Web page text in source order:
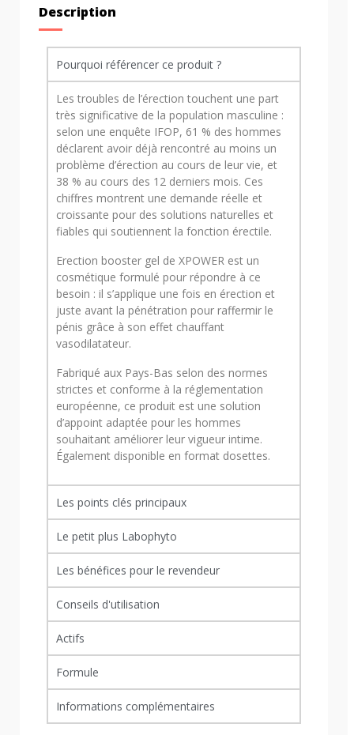
Description
Pourquoi référencer ce produit ?
Les troubles de l’érection touchent une part
très significative de la population masculine :
selon une enquête IFOP, 61 % des hommes
déclarent avoir déjà rencontré au moins un
problème d’érection au cours de leur vie, et
38 % au cours des 12 derniers mois. Ces
chiffres montrent une demande réelle et
croissante pour des solutions naturelles et
fiables qui soutiennent la fonction érectile.
Erection booster gel de XPOWER est un
cosmétique formulé pour répondre à ce
besoin : il s’applique une fois en érection et
juste avant la pénétration pour raffermir le
pénis grâce à son effet chauffant
vasodilatateur.
Fabriqué aux Pays-Bas selon des normes
strictes et conforme à la réglementation
européenne, ce produit est une solution
d’appoint adaptée pour les hommes
souhaitant améliorer leur vigueur intime.
Également disponible en format dosettes.
Les points clés principaux
Le petit plus Labophyto
Les bénéfices pour le revendeur
Conseils d'utilisation
Actifs
Formule
Informations complémentaires